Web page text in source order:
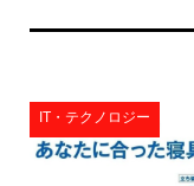
IT・テクノロジー